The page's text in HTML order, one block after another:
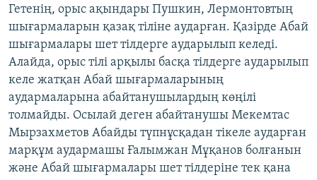
Гетенің, орыс ақындары Пушкин, Лермонтовтың
шығармаларын қазақ тіліне аударған. Қазірде Абай
шығармалары шет тілдерге аударылып келеді.
Алайда, орыс тілі арқылы басқа тілдерге аударылып
келе жатқан Абай шығармаларының
аудармаларына абайтанушылардың көңілі
толмайды. Осылай деген абайтанушы Мекемтас
Мырзахметов Абайды түпнұсқадан тікеле аударған
марқұм аудармашы Ғалымжан Мұқанов болғанын
және Абай шығармалары шет тілдеріне тек қана